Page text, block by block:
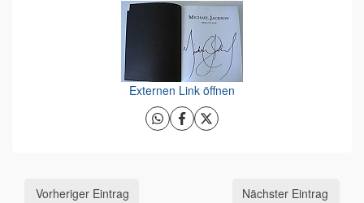
Externen Link öffnen
Vorheriger Eintrag Nächster Eintrag